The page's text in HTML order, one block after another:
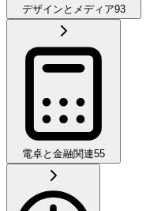
デザインとメディア93
電卓と金融関連55